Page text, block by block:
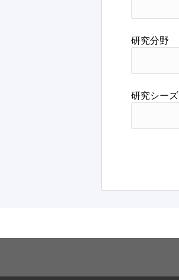
研究分野
研究シーズ